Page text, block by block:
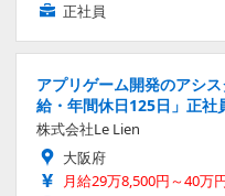
正社員
アプリゲーム開発のアシ
給・年間休日125日」正社
株式会社Le Lien
大阪府
月給29万8,500円～40万